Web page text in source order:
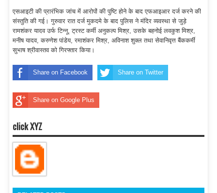
एसआइटी की प्रारंभिक जांच में आरोपों की पुष्टि होने के बाद एफआइआर दर्ज करने की
संस्तुति की गई। गुरुवार रात दर्ज मुकदमे के बाद पुलिस ने मंदिर व्यवस्था से जुड़े
रामशंकर यादव उर्फ टिन्नू, ट्रस्ट कर्मी अनुकल्प मिश्र, उसके बहनोई लवकुश मिश्र,
मनीष यादव, करुणेश पांडेय, रमाशंकर मिश्र, अविनाश शुक्ल तथा सेवानिवृत्त बैंककर्मी
सुभाष श्रीवास्तव को गिरफ्तार किया।
Share on Facebook Share on Twitter
Share on Google Plus
click XYZ